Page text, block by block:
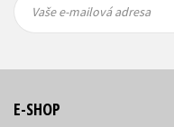
mailová
mailová
Vaše e-mailová adresa
E-SHOP